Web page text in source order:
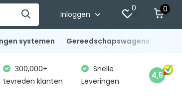
Inloggen
0 0
systemen Gereedschapswagens
300,000+
tevreden klanten
Snelle
Leveringen
4,5